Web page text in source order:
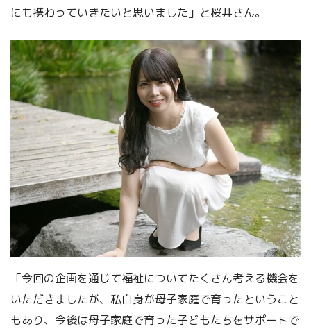
にも携わっていきたいと思いました」と桜井さん。
「今回の企画を通じて福祉についてたくさん考える機会を
いただきましたが、私自身が母子家庭で育ったということ
もあり、今後は母子家庭で育った子どもたちをサポートで